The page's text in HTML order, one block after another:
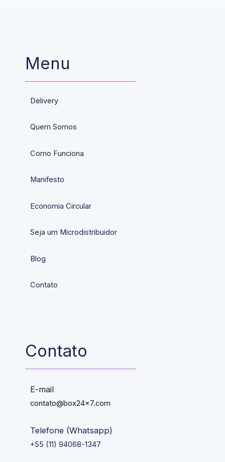
Menu
Delivery
Quem Somos
Como Funciona
Manifesto
Economia Circular
Seja um Microdistribuidor
Blog
Contato
Contato
E-mail
contato@box24x7.com
Telefone (Whatsapp)
+55 (11) 94068-1347